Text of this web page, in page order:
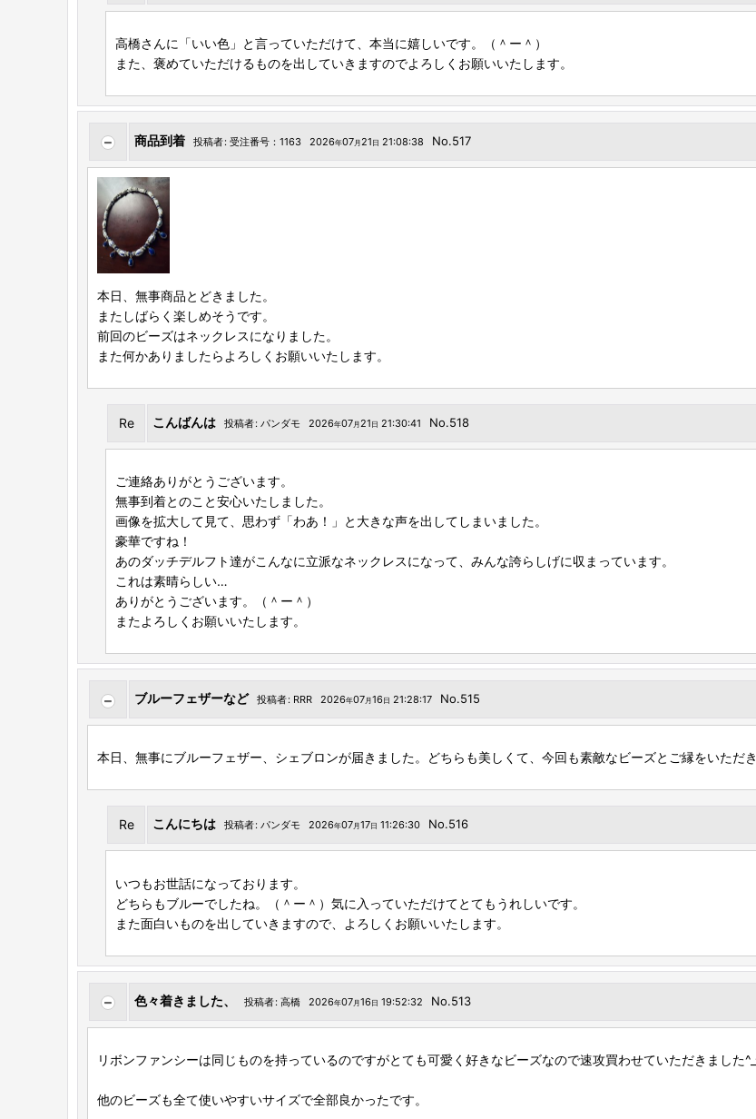
高橋さんに「いい色」と言っていただけて、本当に嬉しいです。（＾ー＾）
また、褒めていただけるものを出していきますのでよろしくお願いいたします。
商品到着 投稿者: 受注番号：1163 2026年07 月 21 日 21:08:38 No.517
本日、無事商品とどきました。
またしばらく楽しめそうです。
前回のビーズはネックレスになりました。
また何かありましたらよろしくお願いいたします。
Re こんばんは 投稿者: パンダモ 2026年07月21 日 21:30:41 No.518
ご連絡ありがとうございます。
無事到着とのこと安心いたしました。
画像を拡大して見て、思わず「わあ！」と大きな声を出してしまいました。
豪華ですね！
あのダッチデルフト達がこんなに立派なネックレスになって、みんな誇らしげに収まっています。
これは素晴らしい…
ありがとうございます。（＾ー＾）
またよろしくお願いいたします。
ブルーフェザーなど 投稿者: RRR 2026年07月16日 21:28:17 No.515
本日、無事にブルーフェザー、シェブロンが届きました。どちらも美しくて、今回も素敵なビーズとご縁をいただ
Re こんにちは 投稿者: パンダモ 2026年07月17日 11:26:30 No.516
いつもお世話になっております。
どちらもブルーでしたね。（＾ー＾）気に入っていただけてとてもうれしいです。
また面白いものを出していきますので、よろしくお願いいたします。
色々着きました、 投稿者: 高橋 2026年07 月16日 19:52:32 No.513
リボンファンシーは同じものを持っているのですがとても可愛く好きなビーズなので速攻買わせていただきました
他のビーズも全て使いやすいサイズで全部良かったです。